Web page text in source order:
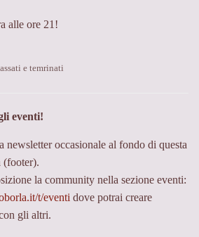
alle ore 21!
e temrinati
eventi!
newsletter occasionale al fondo di questa
(footer).
la community nella sezione eventi:
t/eventi dove potrai creare
gli altri.